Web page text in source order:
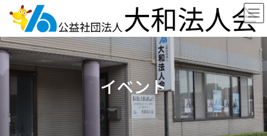
ン
ツ
ス
ー
シ
ン
イベント